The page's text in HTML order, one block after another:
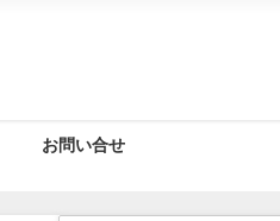
お問い合せ